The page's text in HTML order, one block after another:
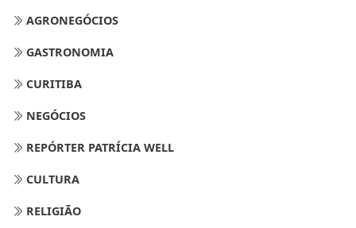
AGRONEGÓCIOS
GASTRONOMIA
CURITIBA
NEGÓCIOS
REPÓRTER PATRÍCIA WELL
CULTURA
RELIGIÃO